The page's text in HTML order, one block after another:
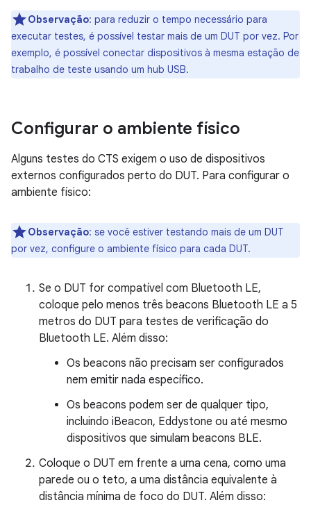
Observação: para reduzir o tempo necessário para
executar testes, é possível testar mais de um DUT por vez. Por
exemplo, é possível conectar dispositivos à mesma estação de
trabalho de teste usando um hub USB.
Configurar o ambiente físico
Alguns testes do CTS exigem o uso de dispositivos
externos configurados perto do DUT. Para configurar o
ambiente físico:
Observação: se você estiver testando mais de um DUT
por vez, configure o ambiente físico para cada DUT.
Se o DUT for compatível com Bluetooth LE,
coloque pelo menos três beacons Bluetooth LE a 5
metros do DUT para testes de verificação do
Bluetooth LE. Além disso:
Os beacons não precisam ser configurados
nem emitir nada específico.
Os beacons podem ser de qualquer tipo,
incluindo iBeacon, Eddystone ou até mesmo
dispositivos que simulam beacons BLE.
Coloque o DUT em frente a uma cena, como uma
parede ou o teto, a uma distância equivalente à
distância mínima de foco do DUT. Além disso: